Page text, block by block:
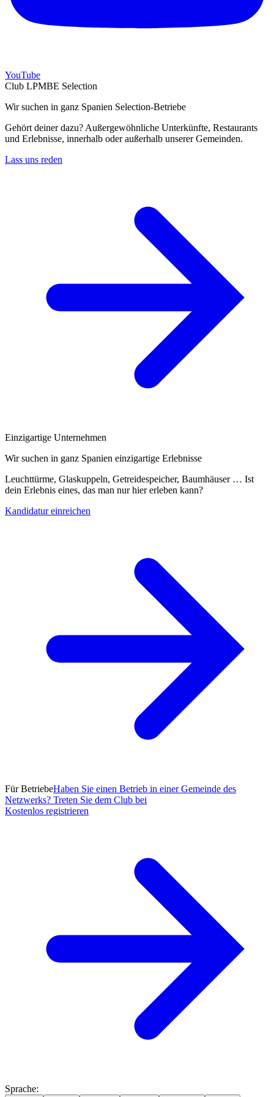
YouTube
Club LPMBE Selection
Wir suchen in ganz Spanien Selection-Betriebe
Gehört deiner dazu? Außergewöhnliche Unterkünfte, Restaurants
und Erlebnisse, innerhalb oder außerhalb unserer Gemeinden.
Lass uns reden
Einzigartige Unternehmen
Wir suchen in ganz Spanien einzigartige Erlebnisse
Leuchttürme, Glaskuppeln, Getreidespeicher, Baumhäuser … Ist
dein Erlebnis eines, das man nur hier erleben kann?
Kandidatur einreichen
Für BetriebeHaben Sie einen Betrieb in einer Gemeinde des
Netzwerks? Treten Sie dem Club bei
Kostenlos registrieren
Sprache: